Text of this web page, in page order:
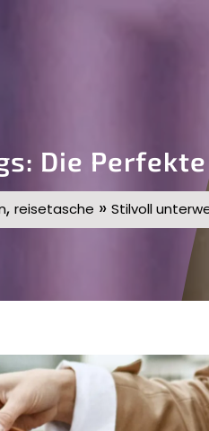
Die
, reisetasche » Stilvoll